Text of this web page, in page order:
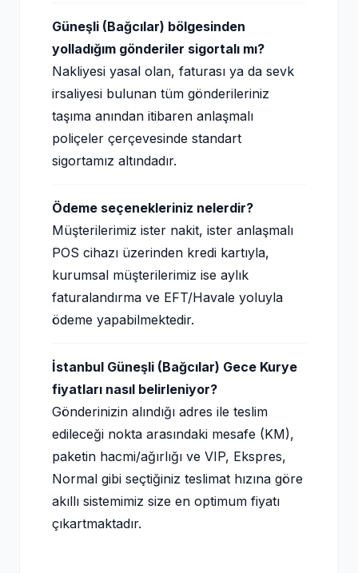
Güneşli (Bağcılar) bölgesinden
yolladığım gönderiler sigortalı mı?
Nakliyesi yasal olan, faturası ya da sevk
irsaliyesi bulunan tüm gönderileriniz
taşıma anından itibaren anlaşmalı
poliçeler çerçevesinde standart
sigortamız altındadır.
Ödeme seçenekleriniz nelerdir?
Müşterilerimiz ister nakit, ister anlaşmalı
POS cihazı üzerinden kredi kartıyla,
kurumsal müşterilerimiz ise aylık
faturalandırma ve EFT/Havale yoluyla
ödeme yapabilmektedir.
İstanbul Güneşli (Bağcılar) Gece Kurye
fiyatları nasıl belirleniyor?
Gönderinizin alındığı adres ile teslim
edileceği nokta arasındaki mesafe (KM),
paketin hacmi/ağırlığı ve VIP, Ekspres,
Normal gibi seçtiğiniz teslimat hızına göre
akıllı sistemimiz size en optimum fiyatı
çıkartmaktadır.